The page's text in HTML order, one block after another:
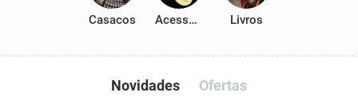
Casacos Acessórios Livros
Novidades Ofertas